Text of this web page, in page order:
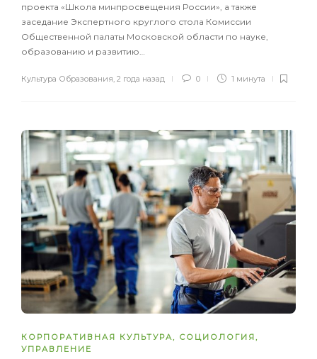
проекта «Школа минпросвещения России», а также
заседание Экспертного круглого стола Комиссии
Общественной палаты Московской области по науке,
образованию и развитию…
Культура Образования 2 года назад 0 1 минута
КОРПОРАТИВНАЯ КУЛЬТУРА , СОЦИОЛОГИЯ ,
УПРАВЛЕНИЕ